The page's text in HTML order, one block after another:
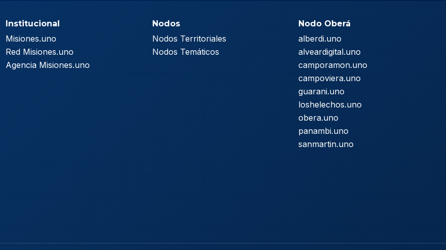
Institucional
Misiones.uno
Red Misiones.uno
Agencia Misiones.uno
Nodos
Nodos Territoriales
Nodos Temáticos
Nodo Oberá
alberdi.uno
alveardigital.uno
camporamon.uno
campoviera.uno
guarani.uno
loshelechos.uno
obera.uno
panambi.uno
sanmartin.uno